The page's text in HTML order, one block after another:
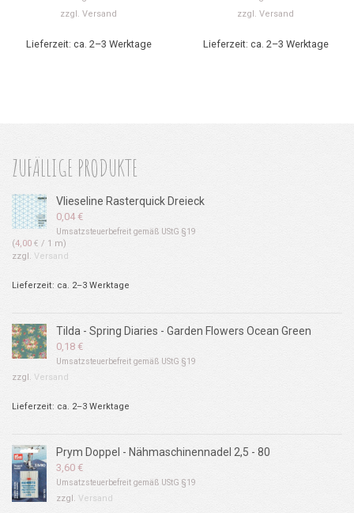
zzgl. Versand
Lieferzeit: ca. 2–3 Werktage
zzgl. Versand
Lieferzeit: ca. 2–3 Werktage
ZUFÄLLIGE PRODUKTE
Vlieseline Rasterquick Dreieck
0,04 €
Umsatzsteuerbefreit gemäß UStG §19
(4,00 € / 1 m)
zzgl. Versand
Lieferzeit: ca. 2–3 Werktage
Tilda - Spring Diaries - Garden Flowers Ocean Green
0,18 €
Umsatzsteuerbefreit gemäß UStG §19
zzgl. Versand
Lieferzeit: ca. 2–3 Werktage
Prym Doppel - Nähmaschinennadel 2,5 - 80
3,60 €
Umsatzsteuerbefreit gemäß UStG §19
zzgl. Versand